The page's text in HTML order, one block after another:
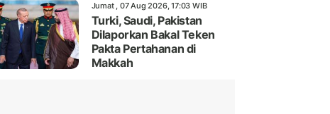
Jumat , 07 Aug 2026, 17:03 WIB
Turki, Saudi, Pakistan
Dilaporkan Bakal Teken
Pakta Pertahanan di
Makkah